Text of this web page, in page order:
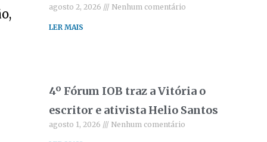
agosto 2, 2026 Nenhum comentário
LER MAIS
4º Fórum IOB traz a Vitória o
escritor e ativista Helio Santos
agosto 1, 2026 Nenhum comentário